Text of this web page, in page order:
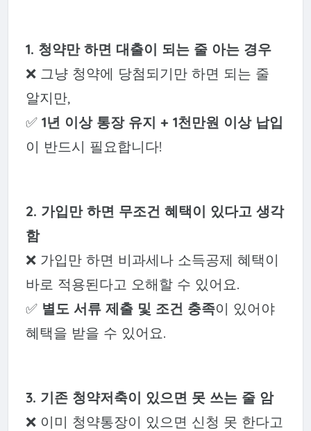
1. 청약만 하면 대출이 되는 줄 아는 경우
❌ 그냥 청약에 당첨되기만 하면 되는 줄
알지만,
✅ 1년 이상 통장 유지 + 1천만원 이상 납입
이 반드시 필요합니다!
2. 가입만 하면 무조건 혜택이 있다고 생각
함
❌ 가입만 하면 비과세나 소득공제 혜택이
바로 적용된다고 오해할 수 있어요.
✅ 별도 서류 제출 및 조건 충족이 있어야
혜택을 받을 수 있어요.
3. 기존 청약저축이 있으면 못 쓰는 줄 암
❌ 이미 청약통장이 있으면 신청 못 한다고